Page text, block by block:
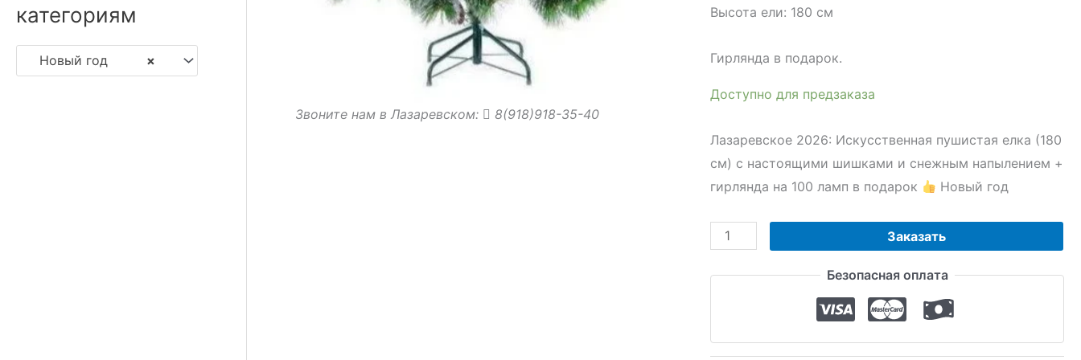
категориям
×
Новый год
Звоните нам в Лазаревском: 8(918)918-35-40
Высота ели: 180 см
Гирлянда в подарок.
Доступно для предзаказа
Лазаревское 2026: Искусственная пушистая елка (180
см) с настоящими шишками и снежным напылением +
гирлянда на 100 ламп в подарок
Новый год
Количество
товара
Искусственная
(180
Заказать
Безопасная оплата